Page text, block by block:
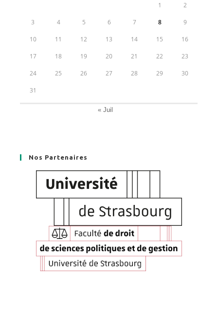
1 2
3 4 5 6 7 8 9
10 11 12 13 14 15 16
17 18 19 20 21 22 23
24 25 26 27 28 29 30
31
« Juil
Nos Partenaires